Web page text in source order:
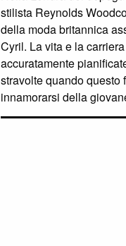
stilista Reynolds
della moda britannica
Cyril. La vita e la
accuratamente
stravolte quando questo
innamorarsi della